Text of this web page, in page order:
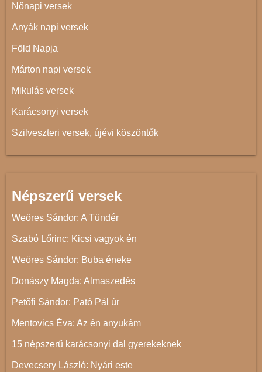
Nőnapi versek
Anyák napi versek
Föld Napja
Márton napi versek
Mikulás versek
Karácsonyi versek
Szilveszteri versek, újévi köszöntők
Népszerű versek
Weöres Sándor: A Tündér
Szabó Lőrinc: Kicsi vagyok én
Weöres Sándor: Buba éneke
Donászy Magda: Almaszedés
Petőfi Sándor: Pató Pál úr
Mentovics Éva: Az én anyukám
15 népszerű karácsonyi dal gyerekeknek
Devecsery László: Nyári este